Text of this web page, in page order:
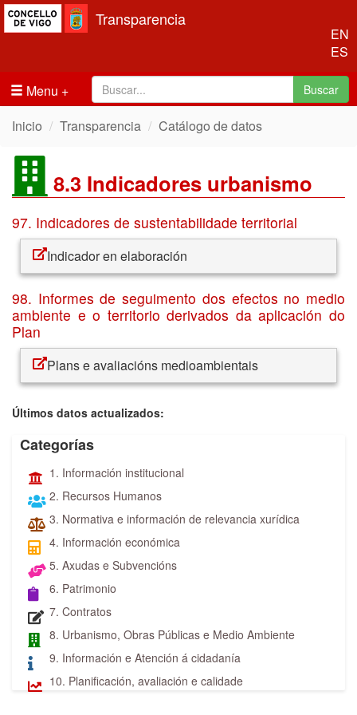
EN
ES
Transparencia
Menu Buscar
Inicio Transparencia Catálogo de datos
8.3 Indicadores urbanismo
97. Indicadores de sustentabilidade territorial
Indicador en elaboración
98. Informes de seguimento dos efectos no medio
ambiente e o territorio derivados da aplicación do
Plan
Plans e avaliacións medioambientais
Últimos datos actualizados:
Categorías
1. Información institucional
2. Recursos Humanos
3. Normativa e información de relevancia xurídica
4. Información económica
5. Axudas e Subvencións
6. Patrimonio
7. Contratos
8. Urbanismo, Obras Públicas e Medio Ambiente
9. Información e Atención á cidadanía
10. Planificación, avaliación e calidade